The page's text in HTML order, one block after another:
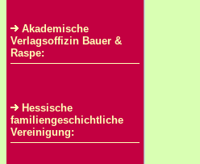
Akademische
Verlagsoffizin Bauer &
Raspe:
Hessische
familiengeschichtliche
Vereinigung: